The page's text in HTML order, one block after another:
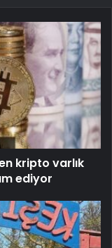
kripto varlık
ediyor